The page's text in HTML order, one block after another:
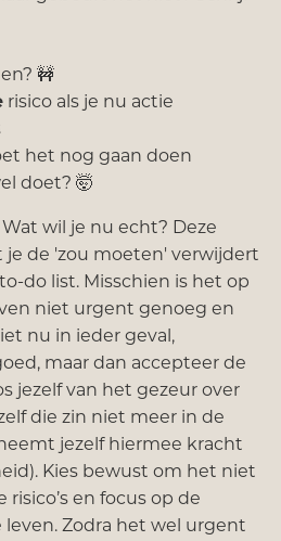
🚧
risico als je nu actie
het nog gaan doen
doet? 🤯
wil je nu echt? Deze
je de 'zou moeten' verwijdert
do list. Misschien is het op
niet urgent genoeg en
nu in ieder geval,
maar dan accepteer de
jezelf van het gezeur over
die zin niet meer in de
jezelf hiermee kracht
Kies bewust om het niet
en focus op de
Zodra het wel urgent